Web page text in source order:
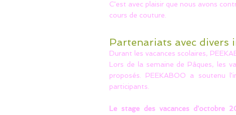
C'est avec plaisir que nous avons
cours de couture.
Partenariats avec divers
Durant les vacances scolaires,
Lors de la semaine de Pâques, les
proposés. PEEKABOO a
participants.
Le stage des vacances d'octobre